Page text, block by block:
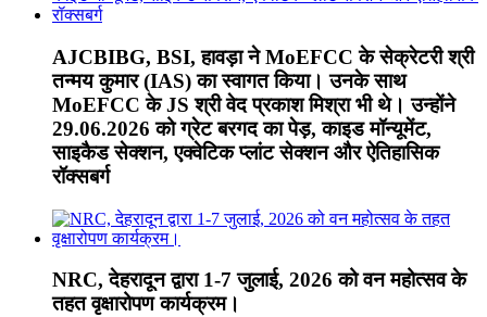
AJCBIBG, BSI, हावड़ा ने MoEFCC के सेक्रेटरी श्री
तन्मय कुमार (IAS) का स्वागत किया। उनके साथ
MoEFCC के JS श्री वेद प्रकाश मिश्रा भी थे। उन्होंने
29.06.2026 को ग्रेट बरगद का पेड़, काइड मॉन्यूमेंट,
साइकैड सेक्शन, एक्वेटिक प्लांट सेक्शन और ऐतिहासिक
रॉक्सबर्ग
NRC, देहरादून द्वारा 1-7 जुलाई, 2026 को वन महोत्सव के
तहत वृक्षारोपण कार्यक्रम।